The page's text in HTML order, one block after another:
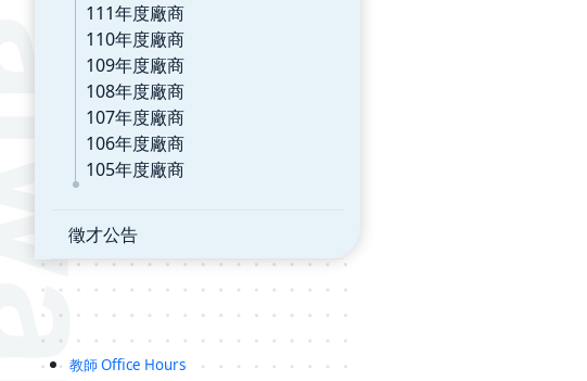
111年度廠商
110年度廠商
109年度廠商
108年度廠商
107年度廠商
106年度廠商
105年度廠商
徵才公告
教師 Office Hours